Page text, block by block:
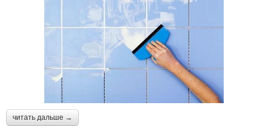
читать дальше →